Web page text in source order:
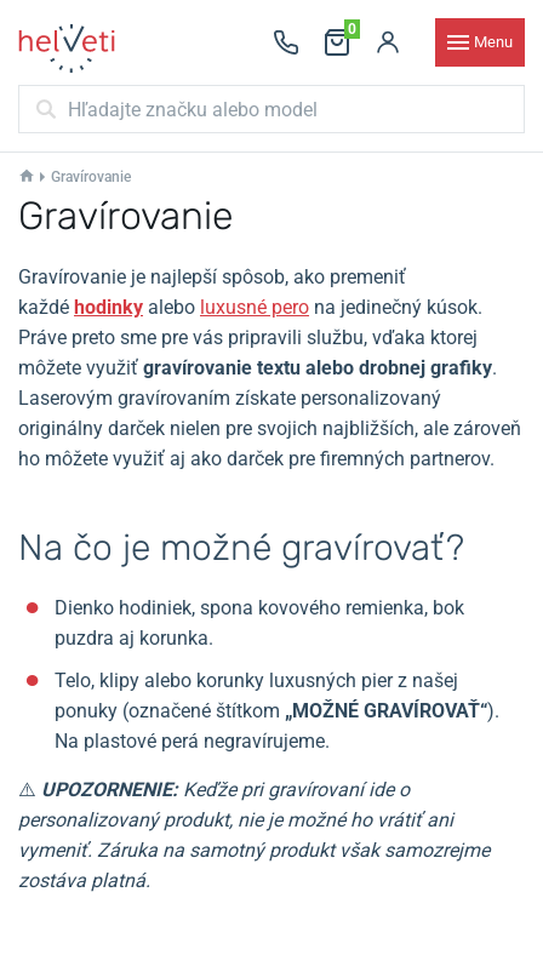
0
Menu
Gravírovanie
Gravírovanie
Gravírovanie je najlepší spôsob, ako premeniť
každé hodinky alebo luxusné pero na jedinečný kúsok.
Práve preto sme pre vás pripravili službu, vďaka ktorej
môžete využiť gravírovanie textu alebo drobnej grafiky.
Laserovým gravírovaním získate personalizovaný
originálny darček nielen pre svojich najbližších, ale zároveň
ho môžete využiť aj ako darček pre firemných partnerov.
Na čo je možné gravírovať?
Dienko hodiniek, spona kovového remienka, bok
puzdra aj korunka.
Telo, klipy alebo korunky luxusných pier z našej
ponuky (označené štítkom „MOŽNÉ GRAVÍROVAŤ“).
Na plastové perá negravírujeme.
⚠️ UPOZORNENIE:Keďže pri gravírovaní ide o
personalizovaný produkt, nie je možné ho vrátiť ani
vymeniť. Záruka na samotný produkt však samozrejme
zostáva platná.